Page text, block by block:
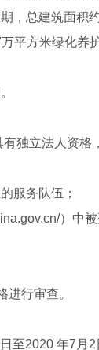
，总建筑面积
平方米绿化养
独立法人资
服务队伍；
）中
行审查。
至2020 年7月